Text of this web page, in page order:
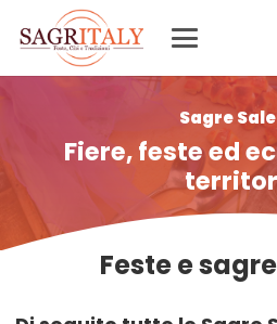
Sagre
Fiere, feste ed
Feste e